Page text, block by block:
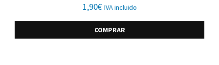
1,90€ IVA incluido
COMPRAR